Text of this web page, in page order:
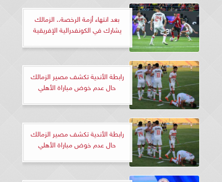
بعد انتهاء أزمة الرخصة.. الزمالك
يشارك في الكونفدرالية الإفريقية
رابطة الأندية تكشف مصير الزمالك
حال عدم خوض مباراة الأهلي
رابطة الأندية تكشف مصير الزمالك
حال عدم خوض مباراة الأهلي